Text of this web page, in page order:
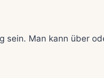
sein. Man kann über